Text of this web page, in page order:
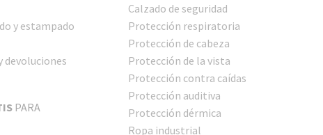
y estampado
devoluciones
PARA
Calzado de seguridad
Protección respiratoria
Protección de cabeza
Protección de la vista
Protección contra caídas
Protección auditiva
Protección dérmica
Ropa industrial